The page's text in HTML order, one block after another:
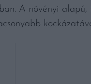
A növényi